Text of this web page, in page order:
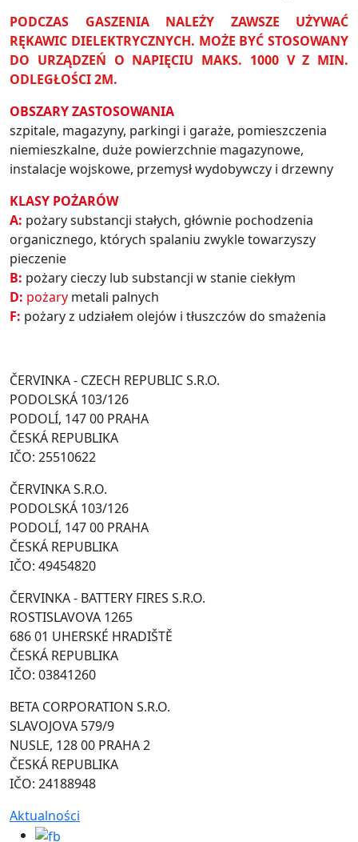
PODCZAS GASZENIA NALEŻY ZAWSZE UŻYWAĆ
RĘKAWIC DIELEKTRYCZNYCH. MOŻE BYĆ STOSOWANY
DO URZĄDZEŃ O NAPIĘCIU MAKS. 1000 V Z MIN.
ODLEGŁOŚCI 2M.
OBSZARY ZASTOSOWANIA
szpitale, magazyny, parkingi i garaże, pomieszczenia
niemieszkalne, duże powierzchnie magazynowe,
instalacje wojskowe, przemysł wydobywczy i drzewny
KLASY POŻARÓW
A: pożary substancji stałych, głównie pochodzenia
organicznego, których spalaniu zwykle towarzyszy
pieczenie
B: pożary cieczy lub substancji w stanie ciekłym
D: pożary metali palnych
F: pożary z udziałem olejów i tłuszczów do smażenia
ČERVINKA - CZECH REPUBLIC S.R.O.
PODOLSKÁ 103/126
PODOLÍ, 147 00 PRAHA
ČESKÁ REPUBLIKA
IČO: 25510622
ČERVINKA S.R.O.
PODOLSKÁ 103/126
PODOLÍ, 147 00 PRAHA
ČESKÁ REPUBLIKA
IČO: 49454820
ČERVINKA - BATTERY FIRES S.R.O.
ROSTISLAVOVA 1265
686 01 UHERSKÉ HRADIŠTĚ
ČESKÁ REPUBLIKA
IČO: 03841260
BETA CORPORATION S.R.O.
SLAVOJOVA 579/9
NUSLE, 128 00 PRAHA 2
ČESKÁ REPUBLIKA
IČO: 24188948
Aktualności